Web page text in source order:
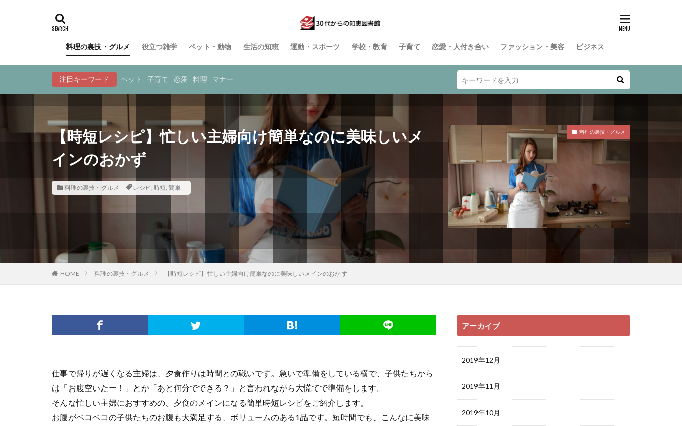
料理の裏技・グルメ 役立つ雑学 ペット・動物 生活の知恵 運動・スポーツ 学校・教育 子育て 恋愛・人付き合い ファッション・美容 ビジネス
注目キーワード ペット 子育て 恋愛 料理 マナー
【時短レシピ】忙しい主婦向け簡単なのに美味しいメ
インのおかず
料理の裏技・グルメ レシピ, 時短, 簡単
料理の裏技・グルメ
HOME 料理の裏技・グルメ 【時短レシピ】忙しい主婦向け簡単なのに美味しいメインのおかず
仕事で帰りが遅くなる主婦は、夕食作りは時間との戦いです。急いで準備をしている横で、子供たちから
は「お腹空いたー！」とか「あと何分でできる？」と言われながら大慌てで準備をします。
そんな忙しい主婦におすすめの、夕食のメインになる簡単時短レシピをご紹介します。
お腹がペコペコの子供たちのお腹も大満足する、ボリュームのある1品です。短時間でも、こんなに美味
アーカイブ
2019年12月
2019年11月
2019年10月